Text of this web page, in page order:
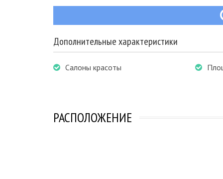
Дополнительные характеристики
Салоны красоты
РАСПОЛОЖЕНИЕ